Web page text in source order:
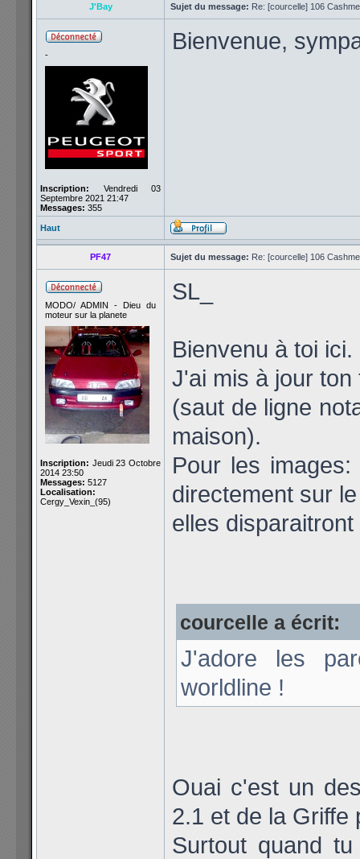
J'Bay Sujet du message: Re: [courcelle] 106
-
Inscription: Vendredi 03
Septembre 2021 21:47
Messages: 355
Bienvenue,
Haut
PF47 Sujet du message: Re: [courcelle] 106
MODO/ ADMIN - Dieu du
moteur sur la planete
Inscription: Jeudi 23 Octobre
2014 23:50
Messages: 5127
Localisation:
Cergy_Vexin_(95)
SL_
Bienvenu à toi ici.
J'ai mis à jour
(saut de ligne
maison).
Pour les
directement sur
elles
courcelle a écrit:
J'adore les
worldline !
Ouai c'est un
2.1 et de la Griffe
Surtout quand